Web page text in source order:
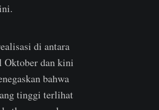
di antara
Oktober dan kini
bahwa
tinggi terlihat